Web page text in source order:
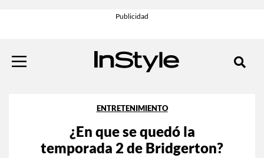
ENTRETENIMIENTO
¿En que se quedó la
temporada 2 de Bridgerton?